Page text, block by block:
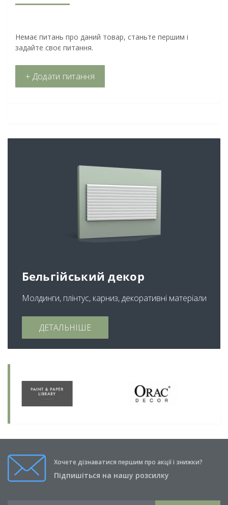
Немає питань про даний товар, станьте першим і
задайте своє питання.
+ Додати питання
Бельгійський декор
Молдинги, плінтус, карниз, декоративні матеріали
ДЕТАЛЬНІШЕ
Хочете дізнаватися першим про акції і знижки?
Підпишіться на нашу розсилку